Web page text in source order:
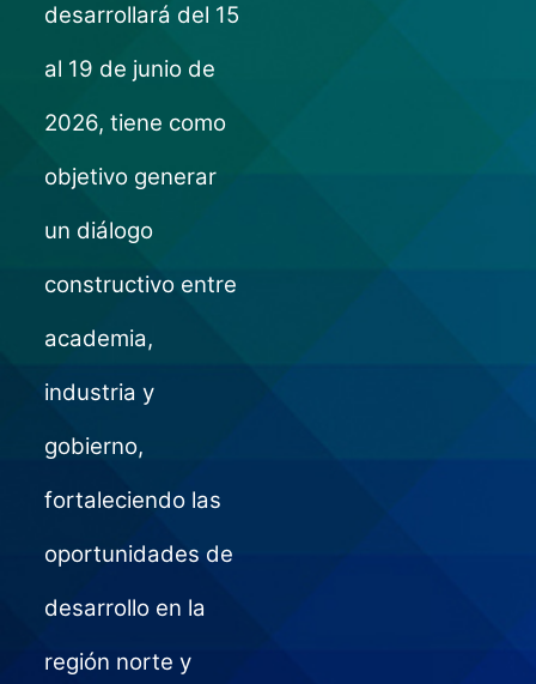
desarrollará del 15
al 19 de junio de
2026, tiene como
objetivo generar
un diálogo
constructivo entre
academia,
industria y
gobierno,
fortaleciendo las
oportunidades de
desarrollo en la
región norte y